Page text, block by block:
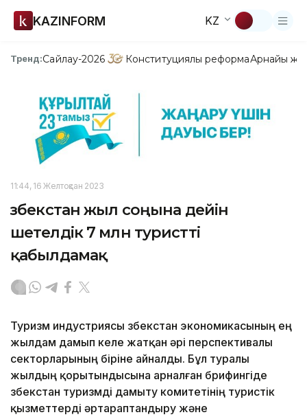
KAZINFORM KZ
Тренд:Сайлау-2026 Конституциялық реформаАрнайы
11:44, 16 Желтоқсан 2023
Өзбекстан жыл соңына дейін
шетелдік 7 млн туристті
қабылдамақ
Туризм индустриясы Өзбекстан экономикасының ең
жылдам дамып келе жатқан әрі перспективалы
секторларының біріне айналды. Бұл туралы
жылдың қорытындысына арналған брифингіде
Өзбекстан туризмді дамыту комитетінің туристік
қызметтерді әртараптандыру және